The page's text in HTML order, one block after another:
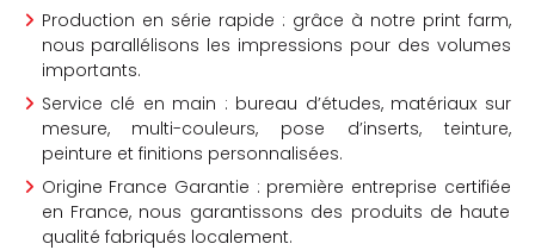
Production en série rapide : grâce à notre print farm,
nous parallélisons les impressions pour des volumes
importants.
Service clé en main : bureau d’études, matériaux sur
mesure, multi-couleurs, pose d’inserts, teinture,
peinture et finitions personnalisées.
Origine France Garantie : première entreprise certifiée
en France, nous garantissons des produits de haute
qualité fabriqués localement.